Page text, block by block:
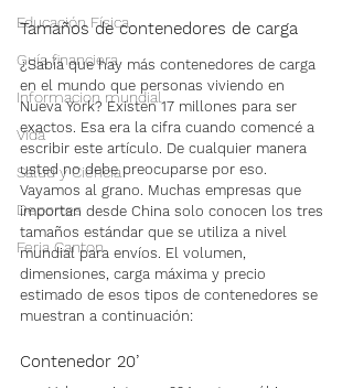
Educación Física
Guía financiera
Informacion mundial
Vida
Salud y Ciencia
Deportes
Feria Canton
Tamaños de contenedores de carga
¿Sabía que hay más contenedores de carga
en el mundo que personas viviendo en
Nueva York? Existen 17 millones para ser
exactos. Esa era la cifra cuando comencé a
escribir este artículo. De cualquier manera
usted no debe preocuparse por eso.
Vayamos al grano. Muchas empresas que
importan desde China solo conocen los tres
tamaños estándar que se utiliza a nivel
mundial para envíos. El volumen,
dimensiones, carga máxima y precio
estimado de esos tipos de contenedores se
muestran a continuación:
Contenedor 20’